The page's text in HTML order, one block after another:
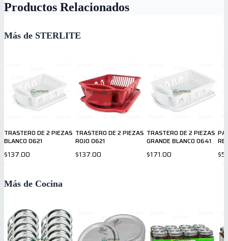
Productos Relacionados
Más de STERLITE
TRASTERO DE 2 PIEZAS
BLANCO 0621
$137.00
TRASTERO DE 2 PIEZAS
ROJO 0621
$137.00
TRASTERO DE 2 PIEZAS
GRANDE BLANCO 0641
$171.00
Más de Cocina